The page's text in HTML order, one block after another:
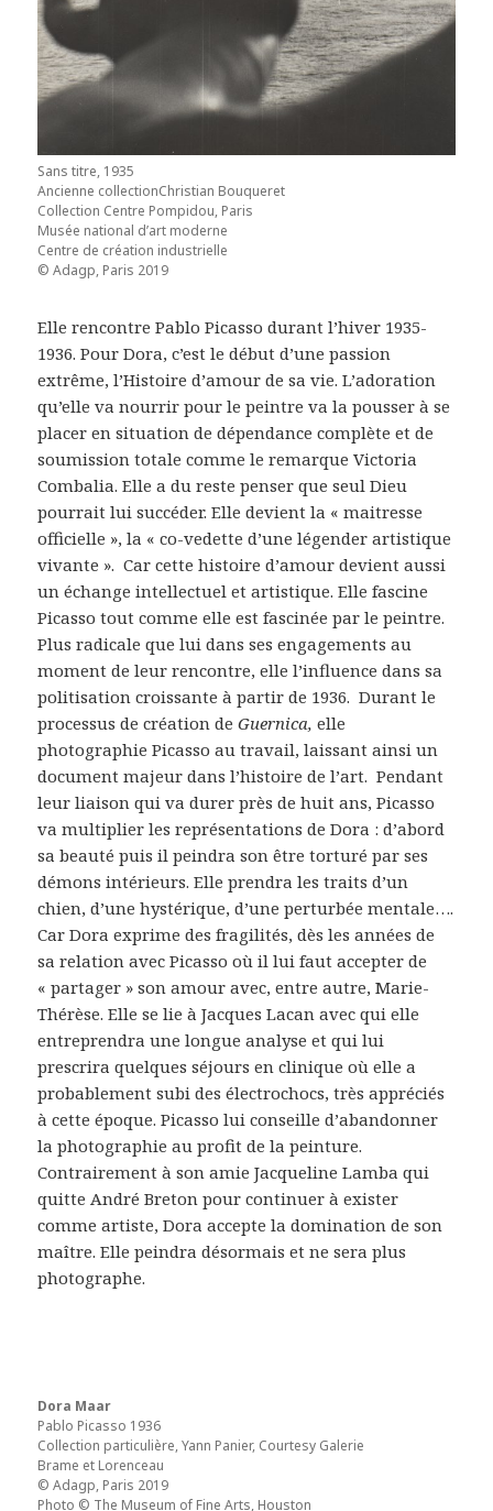
Sans titre, 1935
Ancienne collectionChristian Bouqueret
Collection Centre Pompidou, Paris
Musée national d’art moderne
Centre de création industrielle
© Adagp, Paris 2019
Elle rencontre Pablo Picasso durant l’hiver 1935-
1936. Pour Dora, c’est le début d’une passion
extrême, l’Histoire d’amour de sa vie. L’adoration
qu’elle va nourrir pour le peintre va la pousser à se
placer en situation de dépendance complète et de
soumission totale comme le remarque Victoria
Combalia. Elle a du reste penser que seul Dieu
pourrait lui succéder. Elle devient la « maitresse
officielle », la « co-vedette d’une légender artistique
vivante ». Car cette histoire d’amour devient aussi
un échange intellectuel et artistique. Elle fascine
Picasso tout comme elle est fascinée par le peintre.
Plus radicale que lui dans ses engagements au
moment de leur rencontre, elle l’influence dans sa
politisation croissante à partir de 1936. Durant le
processus de création deGuernica,elle
photographie Picasso au travail, laissant ainsi un
document majeur dans l’histoire de l’art. Pendant
leur liaison qui va durer près de huit ans, Picasso
va multiplier les représentations de Dora : d’abord
sa beauté puis il peindra son être torturé par ses
démons intérieurs. Elle prendra les traits d’un
chien, d’une hystérique, d’une perturbée mentale….
Car Dora exprime des fragilités, dès les années de
sa relation avec Picasso où il lui faut accepter de
« partager » son amour avec, entre autre, Marie-
Thérèse. Elle se lie à Jacques Lacan avec qui elle
entreprendra une longue analyse et qui lui
prescrira quelques séjours en clinique où elle a
probablement subi des électrochocs, très appréciés
à cette époque. Picasso lui conseille d’abandonner
la photographie au profit de la peinture.
Contrairement à son amie Jacqueline Lamba qui
quitte André Breton pour continuer à exister
comme artiste, Dora accepte la domination de son
maître. Elle peindra désormais et ne sera plus
photographe.
Dora Maar
Pablo Picasso 1936
Collection particulière, Yann Panier, Courtesy Galerie
Brame et Lorenceau
© Adagp, Paris 2019
Photo © The Museum of Fine Arts, Houston